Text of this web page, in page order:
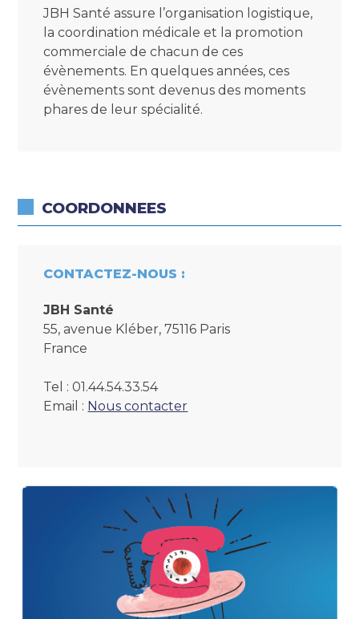
JBH Santé assure l’organisation logistique,
la coordination médicale et la promotion
commerciale de chacun de ces
évènements. En quelques années, ces
évènements sont devenus des moments
phares de leur spécialité.
COORDONNEES
CONTACTEZ-NOUS :
JBH Santé
55, avenue Kléber, 75116 Paris
France
Tel : 01.44.54.33.54
Email : Nous contacter